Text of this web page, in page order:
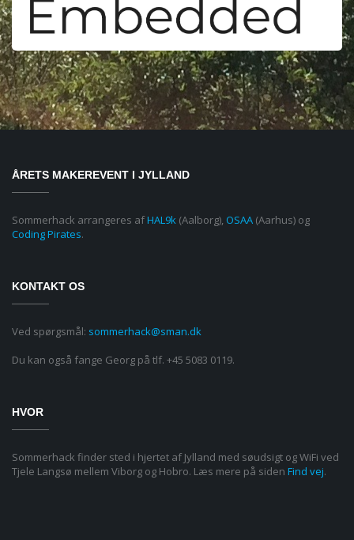
ÅRETS MAKEREVENT I JYLLAND
Sommerhack arrangeres afHAL9k (Aalborg),OSAA (Aarhus) og
Coding Pirates.
KONTAKT OS
Ved spørgsmål: sommerhack@sman.dk
Du kan også fange Georg på tlf. +45 5083 0119.
HVOR
Sommerhack finder sted i hjertet af Jylland med søudsigt og WiFi ved
Tjele Langsø mellem Viborg og Hobro. Læs mere på siden Find vej.